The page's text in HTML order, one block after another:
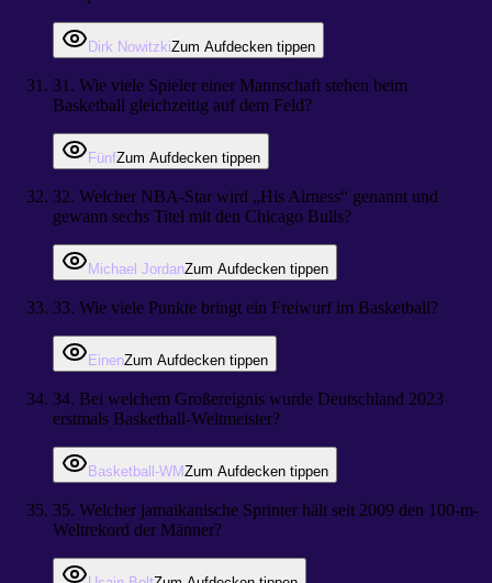
Dirk NowitzkiZum Aufdecken tippen
31 . Wie viele Spieler einer Mannschaft stehen beim
Basketball gleichzeitig auf dem Feld?
FünfZum Aufdecken tippen
32. Welcher NBA-Star wird „His Airness“ genannt und
gewann sechs Titel mit den Chicago Bulls?
Michael JordanZum Aufdecken tippen
33. Wie viele Punkte bringt ein Freiwurf im Basketball?
EinenZum Aufdecken tippen
34. Bei welchem Großereignis wurde Deutschland 2023
erstmals Basketball-Weltmeister?
Basketball-WMZum Aufdecken tippen
35. Welcher jamaikanische Sprinter hält seit 2009 den 100-m-
Weltrekord der Männer?